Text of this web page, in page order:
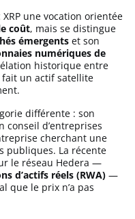
XRP une vocation orientée
coût, mais se distingue
émergents et son
numériques de
historique entre
fait un actif satellite
différente : son
conseil d’entreprises
cherchant une
publiques. La récente
le réseau Hedera —
d’actifs réels (RWA) —
que le prix n’a pas